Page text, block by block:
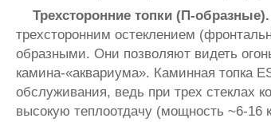
Трехсторонние топки (П-образные).
трехсторонним остеклением
образными. Они позволяют видеть
камина-«аквариума». Каминная топка
обслуживания, ведь при трех стеклах
высокую теплоотдачу (мощность ~6-